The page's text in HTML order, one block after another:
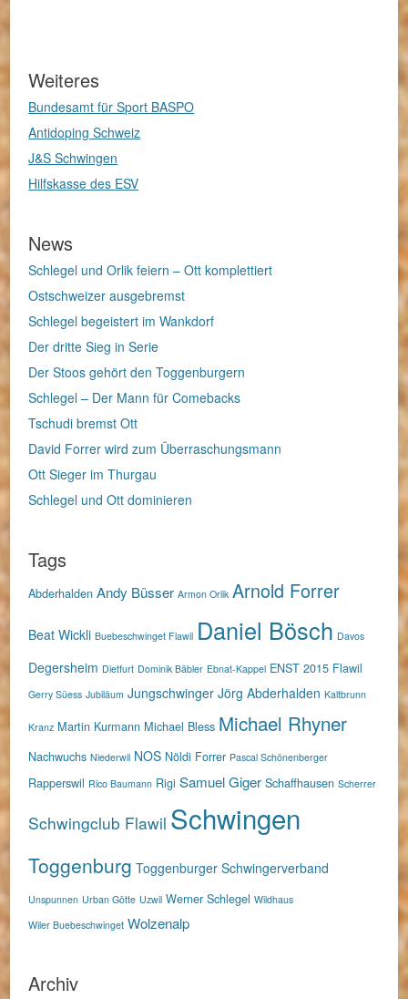
Weiteres
Bundesamt für Sport BASPO
Antidoping Schweiz
J&S Schwingen
Hilfskasse des ESV
News
Schlegel und Orlik feiern – Ott komplettiert
Ostschweizer ausgebremst
Schlegel begeistert im Wankdorf
Der dritte Sieg in Serie
Der Stoos gehört den Toggenburgern
Schlegel – Der Mann für Comebacks
Tschudi bremst Ott
David Forrer wird zum Überraschungsmann
Ott Sieger im Thurgau
Schlegel und Ott dominieren
Tags
Abderhalden Andy Büsser Armon Orlik Arnold Forrer
Beat Wickli Buebeschwinget Flawil Daniel Bösch Davos
Degersheim Dietfurt Dominik Bäbler Ebnat-Kappel ENST 2015 Flawil
Gerry Süess Jubiläum Jungschwinger Jörg Abderhalden Kaltbrunn
Kranz Martin Kurmann Michael Bless Michael Rhyner
Nachwuchs Niederwil NOS Nöldi Forrer Pascal Schönenberger
Rapperswil Rico Baumann Rigi Samuel Giger Schaffhausen Scherrer
Schwingclub Flawil Schwingen
Toggenburg Toggenburger Schwingerverband
Unspunnen Urban Götte Uzwil Werner Schlegel Wildhaus
Wiler Buebeschwinget Wolzenalp
Archiv